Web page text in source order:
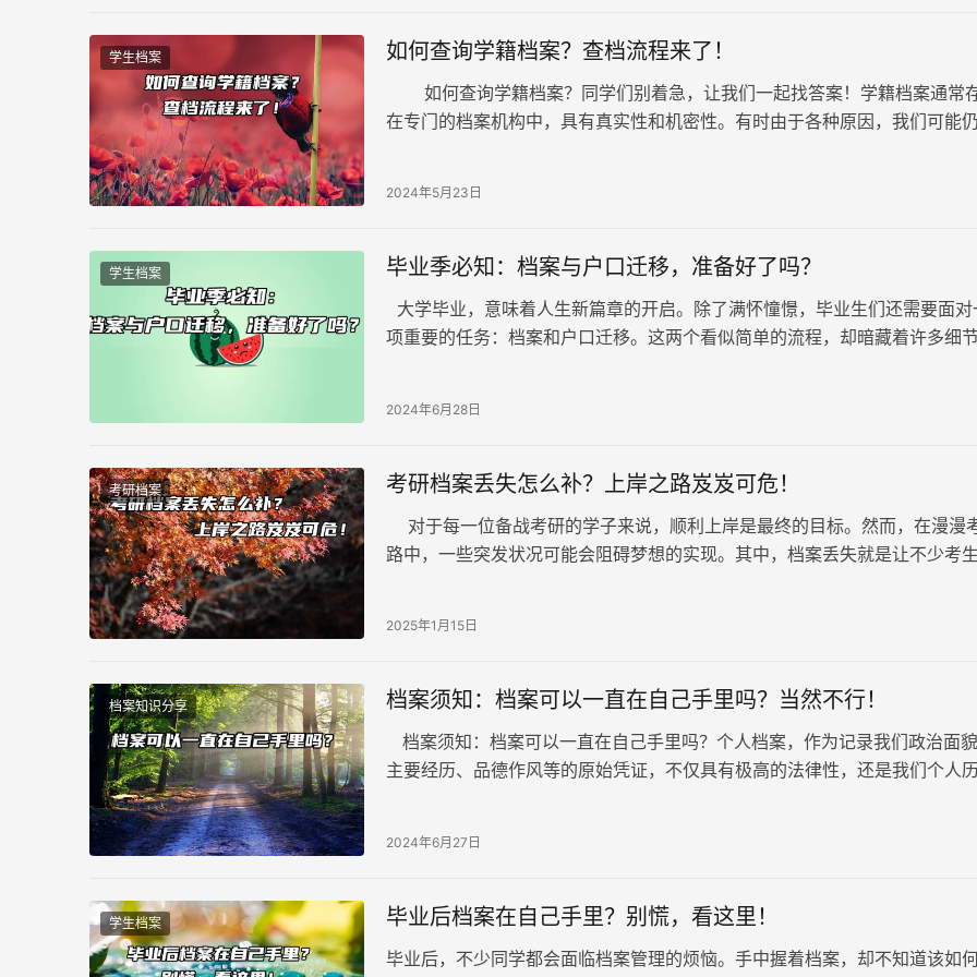
学生档案 如何查询学籍档案？查档流程来了！
如何查询学籍档案？同学们别着急，让我们一起找答案！学籍档案通常
在专门的档案机构中，具有真实性和机密性。有时由于各种原因，我们可能
2024年5月23日
学生档案 毕业季必知：档案与户口迁移，准备好了吗？
大学毕业，意味着人生新篇章的开启。除了满怀憧憬，毕业生们还需要面对
项重要的任务：档案和户口迁移。这两个看似简单的流程，却暗藏着许多细
2024年6月28日
考研档案 考研档案丢失怎么补？上岸之路岌岌可危！
对于每一位备战考研的学子来说，顺利上岸是最终的目标。然而，在漫漫
路中，一些突发状况可能会阻碍梦想的实现。其中，档案丢失就是让不少考
2025年1月15日
档案知识分享 档案须知：档案可以一直在自己手里吗？当然不行！
档案须知：档案可以一直在自己手里吗？个人档案，作为记录我们政治面貌
主要经历、品德作风等的原始凭证，不仅具有极高的法律性，还是我们个人
2024年6月27日
学生档案 毕业后档案在自己手里？别慌，看这里！
毕业后，不少同学都会面临档案管理的烦恼。手中握着档案，却不知道该如